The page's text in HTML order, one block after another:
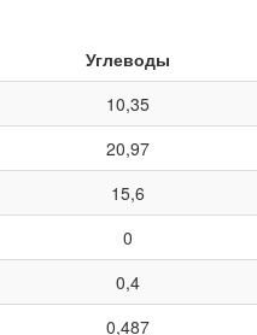
Углеводы
10,35
20,97
15,6
0
0,4
0,487